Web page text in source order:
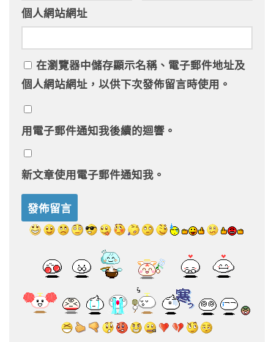
個人網站網址
在瀏覽器中儲存顯示名稱、電子郵件地址及
個人網站網址，以供下次發佈留言時使用。
用電子郵件通知我後續的迴響。
新文章使用電子郵件通知我。